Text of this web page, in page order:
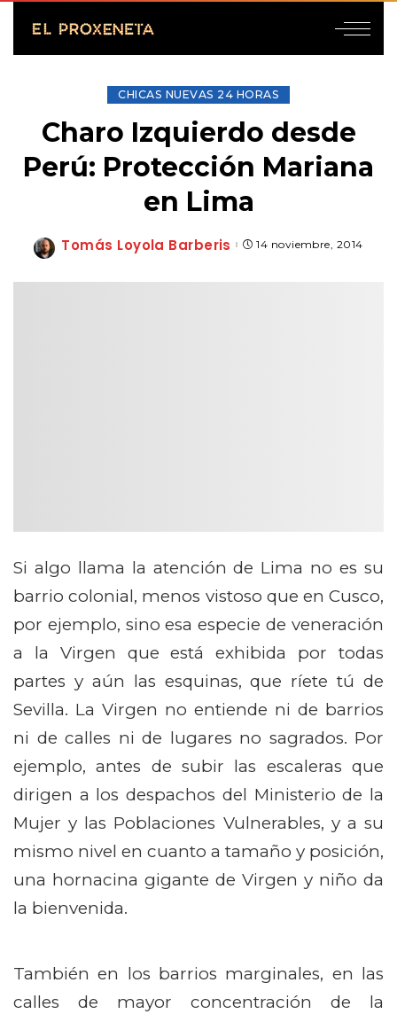
CHICAS NUEVAS 24 HORAS
Charo Izquierdo desde
Perú: Protección Mariana
en Lima
Posted
Tomás Loyola Barberis 14 noviembre, 2014
Si algo llama la atención de Lima no es su
barrio colonial, menos vistoso que en Cusco,
por ejemplo, sino esa especie de veneración
a la Virgen que está exhibida por todas
partes y aún las esquinas, que ríete tú de
Sevilla. La Virgen no entiende ni de barrios
ni de calles ni de lugares no sagrados. Por
ejemplo, antes de subir las escaleras que
dirigen a los despachos del Ministerio de la
Mujer y las Poblaciones Vulnerables, y a su
mismo nivel en cuanto a tamaño y posición,
una hornacina gigante de Virgen y niño da
la bienvenida.
También en los barrios marginales, en las
calles de mayor concentración de la